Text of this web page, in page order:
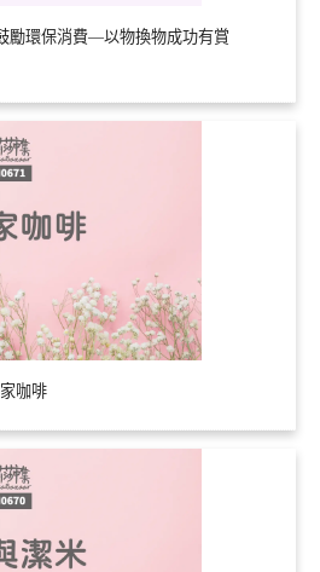
勵環保消費—以物換物成功有賞
咖啡